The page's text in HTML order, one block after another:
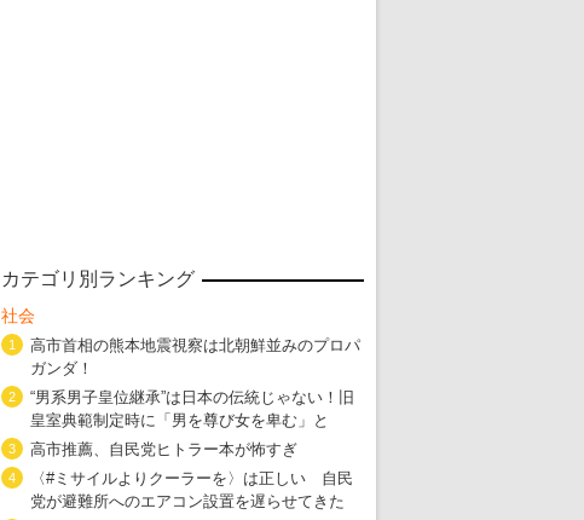
カテゴリ別ランキング
社会
1
高市首相の熊本地震視察は北朝鮮並みのプロパ
ガンダ！
2
“男系男子皇位継承”は日本の伝統じゃない！旧
皇室典範制定時に「男を尊び女を卑む」と
3 高市推薦、自民党ヒトラー本が怖すぎ
4
〈#ミサイルよりクーラーを〉は正しい 自民
党が避難所へのエアコン設置を遅らせてきた